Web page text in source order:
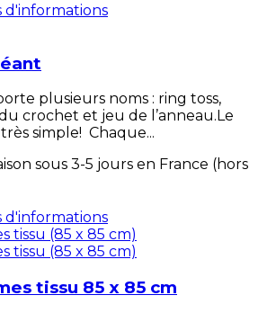
d'informations
plusieurs noms : ring toss,
crochet et jeu de l’anneau.Le
simple! Chaque...
sous 3-5 jours en France (hors
d'informations
tissu 85 x 85 cm